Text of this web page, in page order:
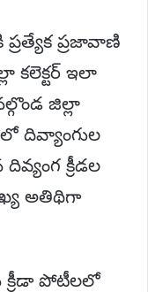
ప్రజావాణి
కలెక్టర్ ఇలా
జిల్లా
దివ్యాంగుల
క్రీడల
అతిథిగా
క్రీడా పోటీలలో